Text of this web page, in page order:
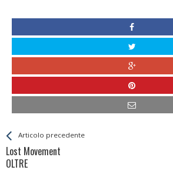
LeggiArticolo precedente
Lost Movement
OLTRE
Back
All
Entries